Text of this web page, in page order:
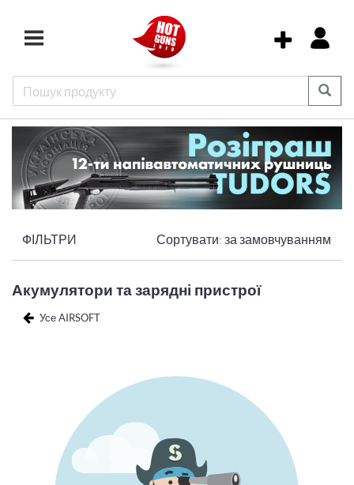
ФІЛЬТРИ Сортувати: за замовчуванням
Акумулятори та зарядні пристрої
Усе AIRSOFT